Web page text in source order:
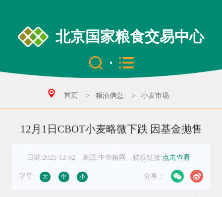
北京国家粮食交易中心
首页 > 粮油信息 > 小麦市场
12月1日CBOT小麦略微下跌 因基金抛售
日期:2025-12-02 来源:中华粮网 转载链接:点击查看
字号: 大 中 小 分享：